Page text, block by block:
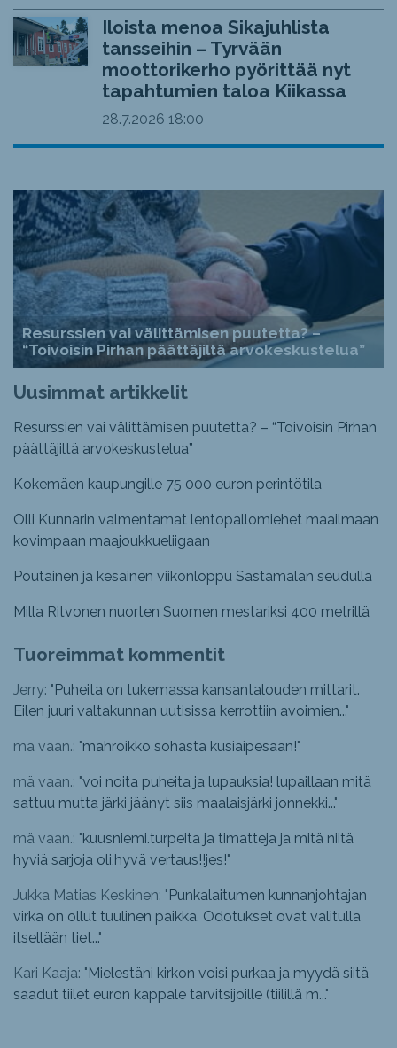
Iloista menoa Sikajuhlista
tansseihin – Tyrvään
moottorikerho pyörittää nyt
tapahtumien taloa Kiikassa
28.7.2026 18:00
Resurssien vai välittämisen puutetta? –
“Toivoisin Pirhan päättäjiltä arvokeskustelua”
Uusimmat artikkelit
Resurssien vai välittämisen puutetta? – “Toivoisin Pirhan
päättäjiltä arvokeskustelua”
Kokemäen kaupungille 75 000 euron perintötila
Olli Kunnarin valmentamat lentopallomiehet maailmaan
kovimpaan maajoukkueliigaan
Poutainen ja kesäinen viikonloppu Sastamalan seudulla
Milla Ritvonen nuorten Suomen mestariksi 400 metrillä
Tuoreimmat kommentit
Jerry: " Puheita on tukemassa kansantalouden mittarit.
Eilen juuri valtakunnan uutisissa kerrottiin avoimien..."
mä vaan.: "mahroikko sohasta kusiaipesään!"
mä vaan.: "voi noita puheita ja lupauksia! lupaillaan mitä
sattuu mutta järki jäänyt siis maalaisjärki jonnekki..."
mä vaan.: "kuusniemi.turpeita ja timatteja ja mitä niitä
hyviä sarjoja oli,hyvä vertaus!!jes!"
Jukka Matias Keskinen: " Punkalaitumen kunnanjohtajan
virka on ollut tuulinen paikka. Odotukset ovat valitulla
itsellään tiet..."
Kari Kaaja: " Mielestäni kirkon voisi purkaa ja myydä siitä
saadut tiilet euron kappale tarvitsijoille (tiilillä m..."